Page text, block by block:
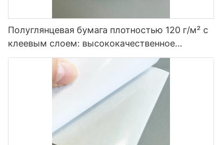
Полуглянцевая бумага плотностью 120 г/м² с
клеевым слоем: высококачественное
решение для маркировки.